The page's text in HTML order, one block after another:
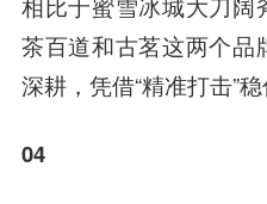
相比于蜜雪冰城大刀阔
茶百道和古茗这两个品
深耕，凭借“精准打击”稳
04